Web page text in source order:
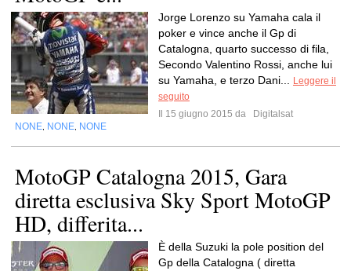
Jorge Lorenzo su Yamaha cala il
poker e vince anche il Gp di
Catalogna, quarto successo di fila,
Secondo Valentino Rossi, anche lui
su Yamaha, e terzo Dani...
Leggere il
seguito
Il 15 giugno 2015 da
Digitalsat
NONE NONE NONE
MotoGP Catalogna 2015, Gara
diretta esclusiva Sky Sport MotoGP
HD, differita...
È della Suzuki la pole position del
Gp della Catalogna ( diretta